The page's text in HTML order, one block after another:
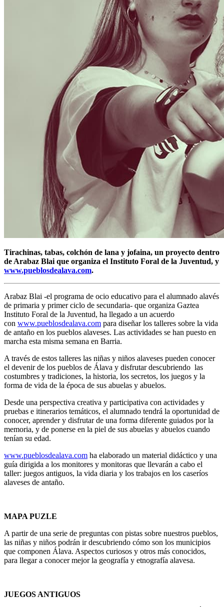
Tirachinas, tabas, colchón de lana y jofaina, un proyecto dentro
de Arabaz Blai que organiza el Instituto Foral de la Juventud, y
www.pueblosdealava.com.
Arabaz Blai -el programa de ocio educativo para el alumnado alavés
de primaria y primer ciclo de secundaria- que organiza Gaztea
Instituto Foral de la Juventud, ha llegado a un acuerdo
con www.pueblosdealava.com para diseñar los talleres sobre la vida
de antaño en los pueblos alaveses. Las actividades se han puesto en
marcha esta misma semana en Barria.
A través de estos talleres las niñas y niños alaveses pueden conocer
el devenir de los pueblos de Álava y disfrutar descubriendo las
costumbres y tradiciones, la historia, los secretos, los juegos y la
forma de vida de la época de sus abuelas y abuelos.
Desde una perspectiva creativa y participativa con actividades y
pruebas e itinerarios temáticos, el alumnado tendrá la oportunidad de
conocer, aprender y disfrutar de una forma diferente guiados por la
memoria, y de ponerse en la piel de sus abuelas y abuelos cuando
tenían su edad.
www.pueblosdealava.com ha elaborado un material didáctico y una
guía dirigida a los monitores y monitoras que llevarán a cabo el
taller: juegos antiguos, la vida diaria y los trabajos en los caseríos
alaveses de antaño.
MAPA PUZLE
A partir de una serie de preguntas con pistas sobre nuestros pueblos,
las niñas y niños podrán ir descubriendo cómo son los municipios
que componen Álava. Aspectos curiosos y otros más conocidos,
para llegar a conocer mejor la geografía y etnografía alavesa.
JUEGOS ANTIGUOS